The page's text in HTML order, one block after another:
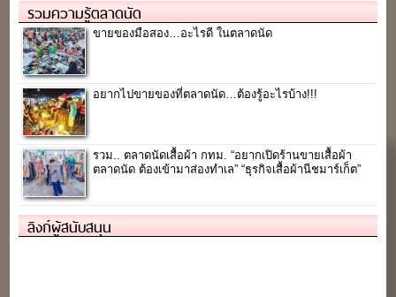
รวมความรู้ตลาดนัด
ขายของมือสอง…อะไรดี ในตลาดนัด
อยากไปขายของที่ตลาดนัด…ต้องรู้อะไรบ้าง!!!
รวม.. ตลาดนัดเสื้อผ้า กทม. “อยากเปิดร้านขายเสื้อผ้า
ตลาดนัด ต้องเข้ามาส่องทำเล” “ธุรกิจเสื้อผ้านีชมาร์เก็ต”
ลิงก์ผู้สนับสนุน